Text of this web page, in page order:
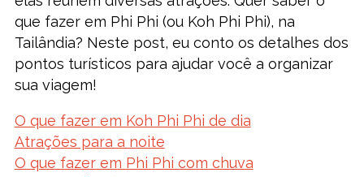
que fazer em Phi Phi (ou Koh Phi Phi), na
Tailândia? Neste post, eu conto os detalhes dos
pontos turísticos para ajudar você a organizar
sua viagem!
O que fazer em Koh Phi Phi de dia
Atrações para a noite
O que fazer em Phi Phi com chuva